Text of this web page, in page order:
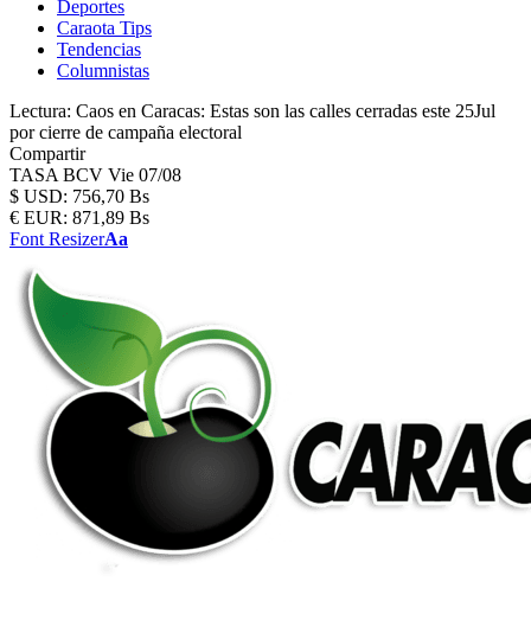
Deportes
Caraota Tips
Tendencias
Columnistas
Lectura: Caos en Caracas: Estas son las calles cerradas este 25Jul
por cierre de campaña electoral
Compartir
TASA BCV Vie 07/08
$ USD: 756,70 Bs
€ EUR: 871,89 Bs
Font ResizerAa